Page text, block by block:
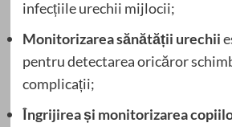
infecțiile urechii mijlocii;
Monitorizarea sănătății urechii
pentru detectarea oricăror
complicații;
Îngrijirea și monitorizarea